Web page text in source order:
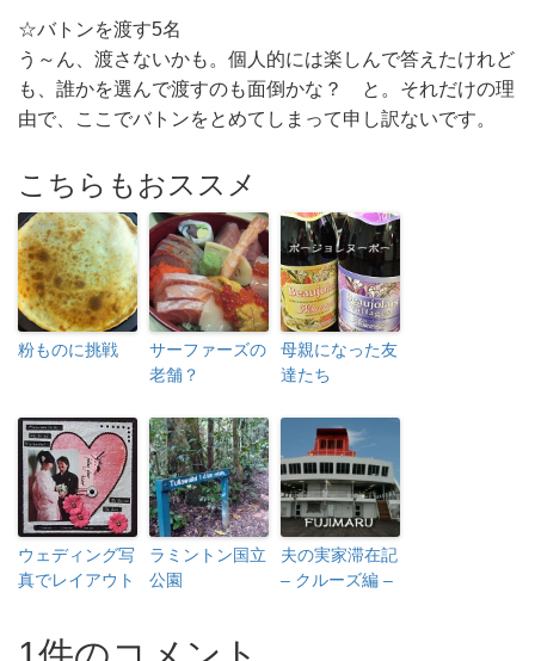
☆バトンを渡す5名
う～ん、渡さないかも。個人的には楽しんで答えたけれど
も、誰かを選んで渡すのも面倒かな？ と。それだけの理
由で、ここでバトンをとめてしまって申し訳ないです。
こちらもおススメ
粉ものに挑戦
サーファーズの
老舗？
母親になった友
達たち
ウェディング写
真でレイアウト
ラミントン国立
公園
夫の実家滞在記
– クルーズ編 –